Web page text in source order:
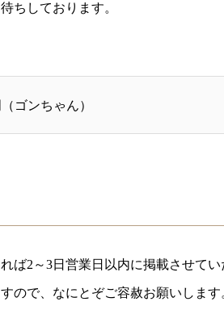
ちしております。
ゴンちゃん）
ば2～3日営業日以内に掲載させてい
ので、なにとぞご容赦お願いします